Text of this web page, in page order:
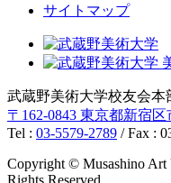
サイトマップ
武蔵野美術大学校友会
〒162-0843 東京都新宿
Tel : 03-5579-2789 / Fax :
Copyright © Musashino
Rights Reserved.